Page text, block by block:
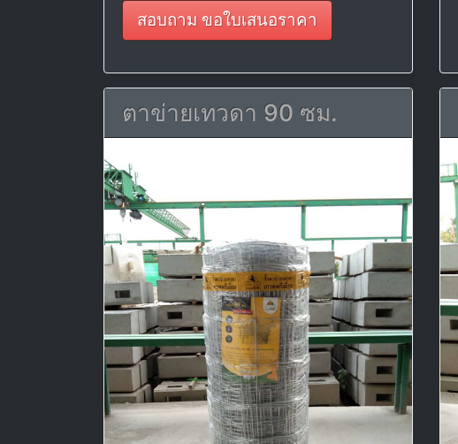
สอบถาม ขอใบเสนอราคา
ตาข่ายเทวดา 90 ซม.